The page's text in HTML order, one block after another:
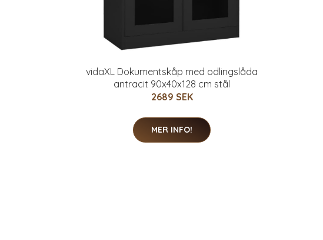
vidaXL Dokumentskåp med odlingslåda
antracit 90x40x128 cm stål
2689 SEK
MER INFO!